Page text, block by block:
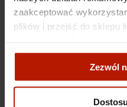
zaakceptować
plików i przejść do sklepu
zgody".
Więcej o plikach cookies
Zezwól
Paweł Kowalewski - Bunt